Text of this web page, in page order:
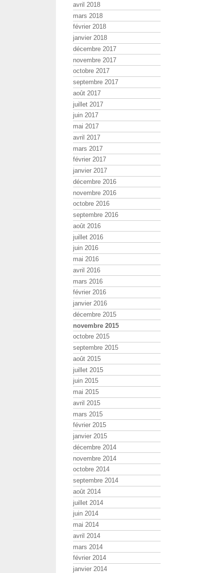
avril 2018
mars 2018
février 2018
janvier 2018
décembre 2017
novembre 2017
octobre 2017
septembre 2017
août 2017
juillet 2017
juin 2017
mai 2017
avril 2017
mars 2017
février 2017
janvier 2017
décembre 2016
novembre 2016
octobre 2016
septembre 2016
août 2016
juillet 2016
juin 2016
mai 2016
avril 2016
mars 2016
février 2016
janvier 2016
décembre 2015
novembre 2015
octobre 2015
septembre 2015
août 2015
juillet 2015
juin 2015
mai 2015
avril 2015
mars 2015
février 2015
janvier 2015
décembre 2014
novembre 2014
octobre 2014
septembre 2014
août 2014
juillet 2014
juin 2014
mai 2014
avril 2014
mars 2014
février 2014
janvier 2014